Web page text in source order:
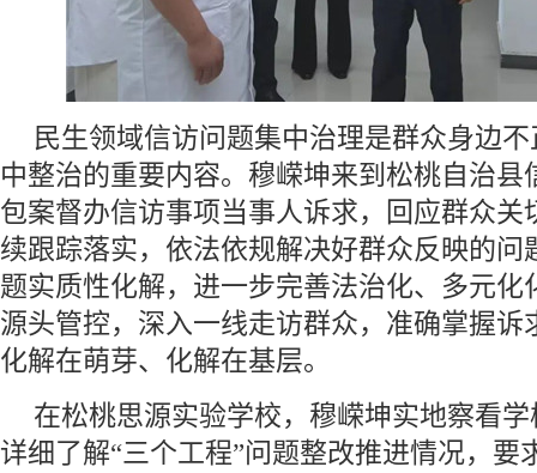
民生领域信访问题集中治理是群众身边
中整治的重要内容。穆嵘坤来到松桃自治县
包案督办信访事项当事人诉求，回应群众关
续跟踪落实，依法依规解决好群众反映的问
题实质性化解，进一步完善法治化、多元化
源头管控，深入一线走访群众，准确掌握诉
化解在萌芽、化解在基层。
在松桃思源实验学校，穆嵘坤实地察看
详细了解“三个工程”问题整改推进情况，要